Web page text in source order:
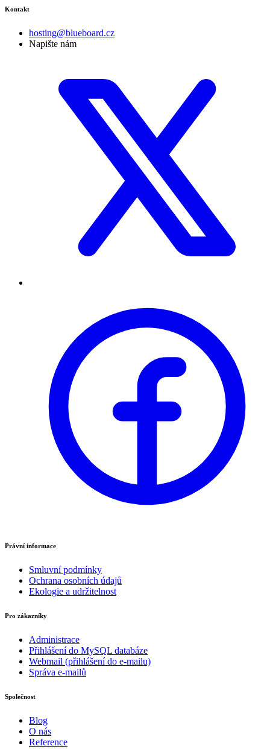
Kontakt
hosting@blueboard.cz
Napište nám
Právní informace
Smluvní podmínky
Ochrana osobních údajů
Ekologie a udržitelnost
Pro zákazníky
Administrace
Přihlášení do MySQL databáze
Webmail (přihlášení do e-mailu)
Správa e-mailů
Společnost
Blog
O nás
Reference